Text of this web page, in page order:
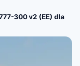
300 v2 (EE) dla